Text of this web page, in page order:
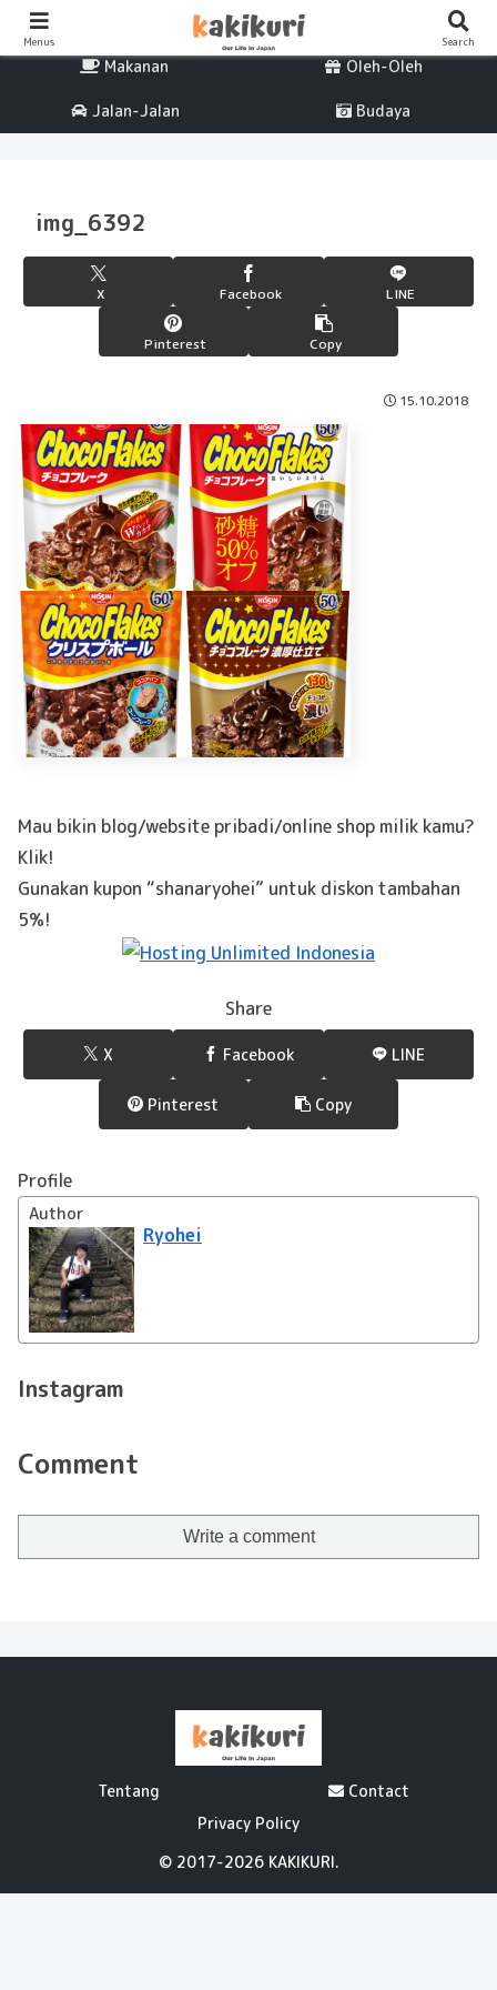
Makanan Oleh-Oleh
Jalan-Jalan Budaya
img_6392
X Facebook LINE
Pinterest Copy
15.10.2018
Mau bikin blog/website pribadi/online shop milik kamu?
Klik!
Gunakan kupon “shanaryohei” untuk diskon tambahan
5%!
Share
X Facebook LINE
Pinterest Copy
Profile
Author
Ryohei
Instagram
Comment
Write a comment
Tentang
Contact
Privacy Policy
© 2017-2026 KAKIKURI.
Menus Search